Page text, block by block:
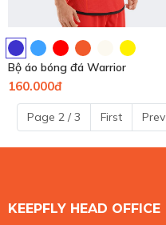
Bộ áo bóng đá Warrior
160.000đ
Page 2 / 3 First Prev
KEEPFLY HEAD OFFICE